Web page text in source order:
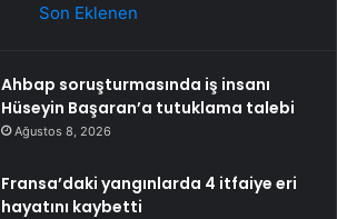
Son Eklenen
Ahbap soruşturmasında iş insanı
Hüseyin Başaran’a tutuklama talebi
Ağustos 8, 2026
Fransa’daki yangınlarda 4 itfaiye eri
hayatını kaybetti